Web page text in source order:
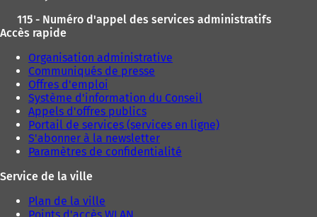
u
g
e
)
115 - Numéro d'appel des services administratifs
Accès rapide
Organisation administrative
Communiqués de presse
Offres d'emploi
Système d'information du Conseil
Appels d'offres publics
Portail de services (services en ligne)
S'abonner à la newsletter
Paramètres de confidentialité
Service de la ville
Plan de la ville